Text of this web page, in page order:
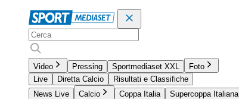
Video Pressing Sportmediaset XXL
Foto
Live
Diretta Calcio
Risultati e Classifiche
News Live
Calcio Coppa Italia Supercoppa Italiana